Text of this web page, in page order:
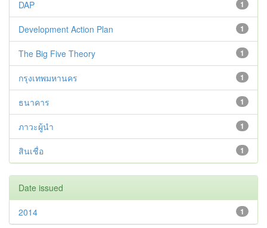
1
DAP
1
Development Action Plan
1
The Big Five Theory
1
กรุงเทพมหานคร
1
ธนาคาร
1
ภาวะผู้นำ
1
สินเชื่อ
Date issued
1
2014